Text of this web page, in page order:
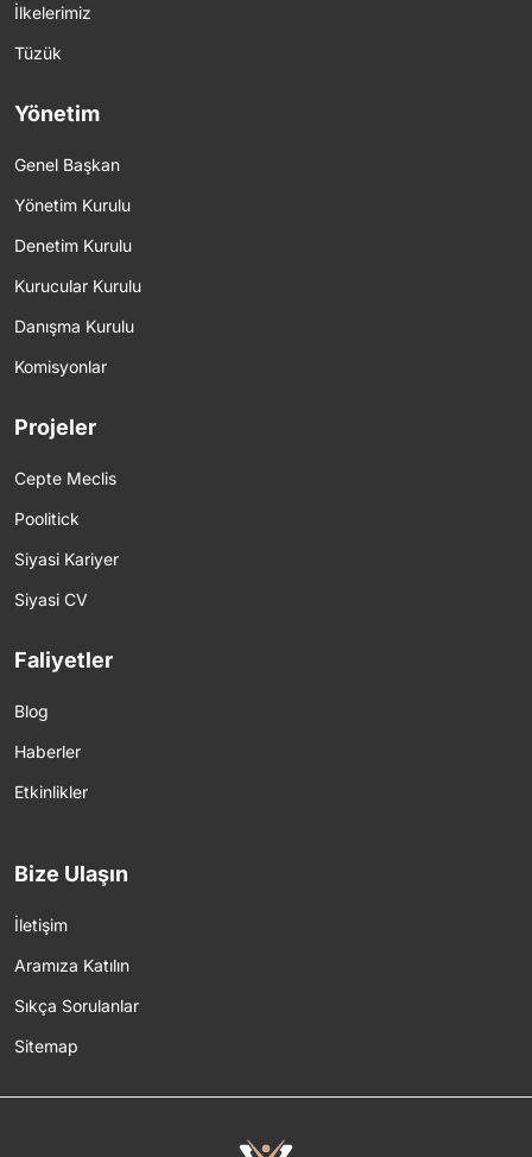
İlkelerimiz
Tüzük
Yönetim
Genel Başkan
Yönetim Kurulu
Denetim Kurulu
Kurucular Kurulu
Danışma Kurulu
Komisyonlar
Projeler
Cepte Meclis
Poolitick
Siyasi Kariyer
Siyasi CV
Faliyetler
Blog
Haberler
Etkinlikler
Bize Ulaşın
İletişim
Aramıza Katılın
Sıkça Sorulanlar
Sitemap